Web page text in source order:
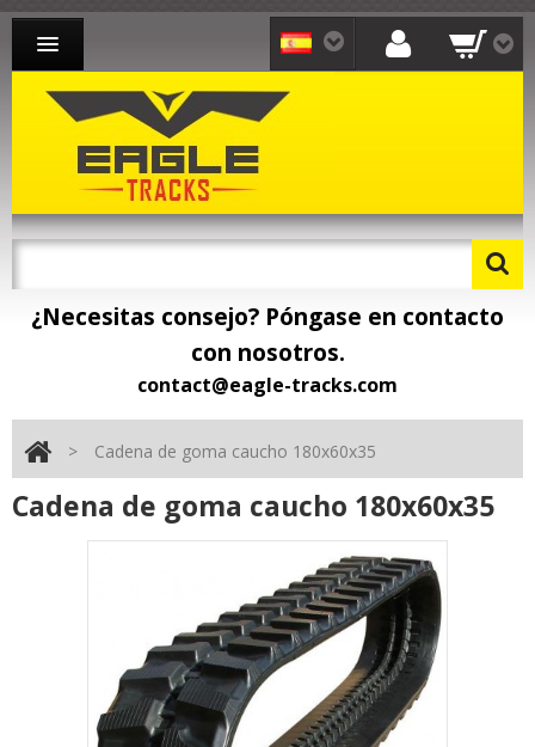
CADENAS PARA EXCAVADORA
CADENAS PARA CARGADORA
CADENAS PARA TRANSPORTISTA
¿Necesitas consejo? Póngase en contacto
con nosotros.
contact@eagle-tracks.com
> Cadena de goma caucho 180x60x35
Cadena de goma caucho 180x60x35